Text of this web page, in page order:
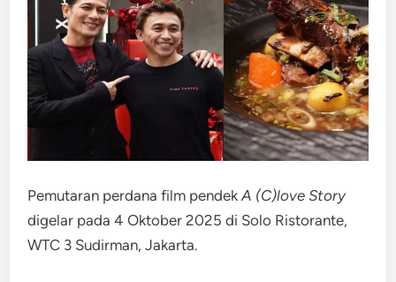
Pemutaran perdana film pendekA (C)love Story
digelar pada 4 Oktober 2025 di Solo Ristorante,
WTC 3 Sudirman, Jakarta.